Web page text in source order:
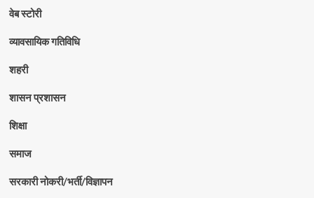
वेब स्टोरी
व्यावसायिक गतिविधि
शहरी
शासन प्रशासन
शिक्षा
समाज
सरकारी नोकरी/भर्ती/विज्ञापन